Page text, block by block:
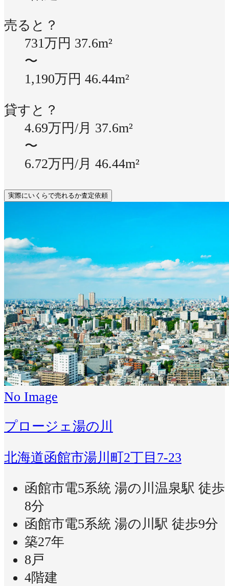
売ると？
731万円 37.6m²
〜
1,190万円 46.44m²
貸すと？
4.69万円/月 37.6m²
〜
6.72万円/月 46.44m²
実際にいくらで売れるか査定依頼
No Image
プロージェ湯の川
北海道函館市湯川町2丁目7-23
函館市電5系統 湯の川温泉駅 徒歩
8分
函館市電5系統 湯の川駅 徒歩9分
築27年
8戸
4階建